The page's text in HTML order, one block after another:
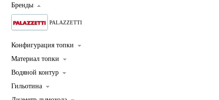
Бренды
PALAZZETTI
Конфигурация топки
Материал топки
Водяной контур
Гильотина